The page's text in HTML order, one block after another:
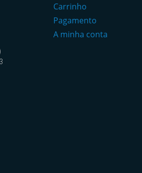
Carrinho
Pagamento
A minha conta